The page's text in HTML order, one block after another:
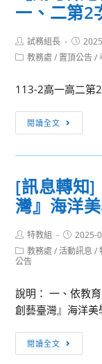
—
驅
動
未
科
核
心
量」
導
國
際
結
創
計
畫-
中
華
大
進
製
程
江
學
俄
語
文
辦
理
「悠
遊
夏：
江
大
一、二第2
Post
author:
試務組長
Post
Post教務處 / 置頂公告 /
113-2高一高二第
閱讀全文
考
訊
113
學
度
第
學
期
高
一、
二
[訊息轉知]
灣』海洋美
Post
author:
特教組
Post
published:
2025-
Post
category:
教務處 / 活動訊息 /
公告
說明： 一、依教
創藝臺灣』海洋
閱讀全文
息